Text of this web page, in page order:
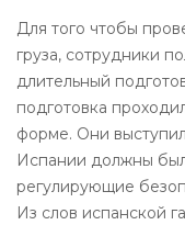
Для того чтобы
груза, сотрудники
длительный
подготовка
форме. Они
Испании должны
регулирующие
Из слов испанской